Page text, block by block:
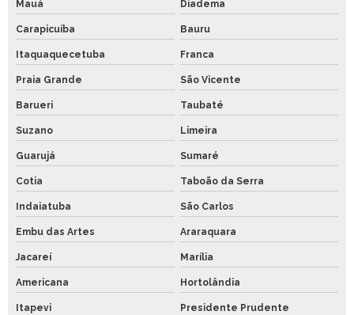
Mauá Diadema
Carapicuíba Bauru
Itaquaquecetuba Franca
Praia Grande São Vicente
Barueri Taubaté
Suzano Limeira
Guarujá Sumaré
Cotia Taboão da Serra
Indaiatuba São Carlos
Embu das Artes Araraquara
Jacareí Marília
Americana Hortolândia
Itapevi Presidente Prudente